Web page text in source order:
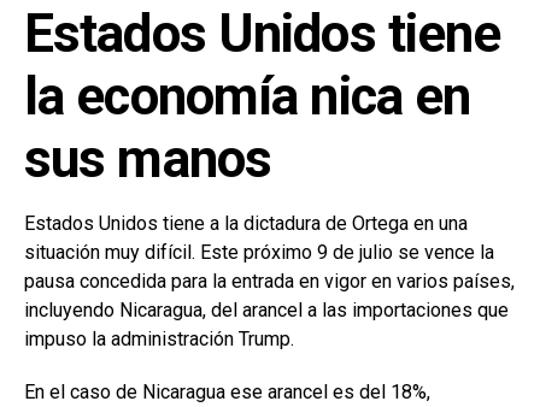
Estados Unidos tiene
la economía nica en
sus manos
Estados Unidos tiene a la dictadura de Ortega en una
situación muy difícil. Este próximo 9 de julio se vence la
pausa concedida para la entrada en vigor en varios países,
incluyendo Nicaragua, del arancel a las importaciones que
impuso la administración Trump.
En el caso de Nicaragua ese arancel es del 18%,